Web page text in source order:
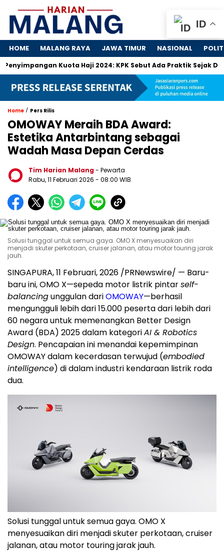
HOME MALANG RAYA JAWA TIMUR NASIONAL
Kuota Haji 2024: KPK Sebut Ada Praktik Sejak Dulu
Home / Pers Rilis
OMOWAY Meraih BDA Award:
Estetika Antarbintang sebagai
Wadah Masa Depan Cerdas
Tim Harian Malang- Pewarta
Rabu, 11 Februari 2026 - 08:00 WIB
Solusi tunggal untuk semua gaya. OMO X menyesuaikan diri
menjadi skuter perkotaan, cruiser jalanan, atau motor touring jarak
jauh.
SINGAPURA,11 Februari, 2026 /PRNewswire/ — Baru-
baru ini, OMO X—sepeda motor listrik pintarself-
balancingunggulan dariOMOWAY—berhasil
mengungguli lebih dari 15.000 peserta dari lebih dari
60 negara untuk memenangkan Better Design
Award (BDA) 2025 dalam kategoriAI & Robotics
Design. Pencapaian ini menandai kepemimpinan
OMOWAY dalam kecerdasan terwujud (embodied
intelligence) di dalam industri kendaraan listrik roda
dua.
Solusi tunggal untuk semua gaya. OMO X
menyesuaikan diri menjadi skuter perkotaan, cruiser
jalanan, atau motor touring jarak jauh.
ID